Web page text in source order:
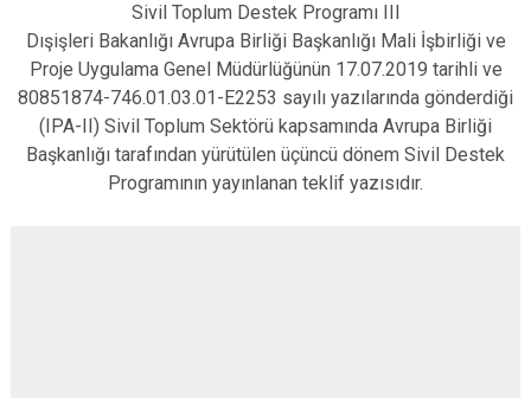
Doğankent
Espiye
Eynesil
Şebinkarahisar
Tirebolu
Yağlıdere
Sivil Toplum Destek Programı III
Dışişleri Bakanlığı Avrupa Birliği Başkanlığı Mali İşbirliği ve
Proje Uygulama Genel Müdürlüğünün 17.07.2019 tarihli ve
80851874-746.01.03.01-E2253 sayılı yazılarında gönderdiği
(IPA-II) Sivil Toplum Sektörü kapsamında Avrupa Birliği
Başkanlığı tarafından yürütülen üçüncü dönem Sivil Destek
Programının yayınlanan teklif yazısıdır.